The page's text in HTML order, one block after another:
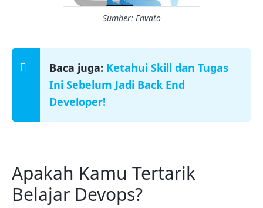
Sumber: Envato
Baca juga: Ketahui Skill dan Tugas
Ini Sebelum Jadi Back End
Developer!
Apakah Kamu Tertarik
Belajar Devops?